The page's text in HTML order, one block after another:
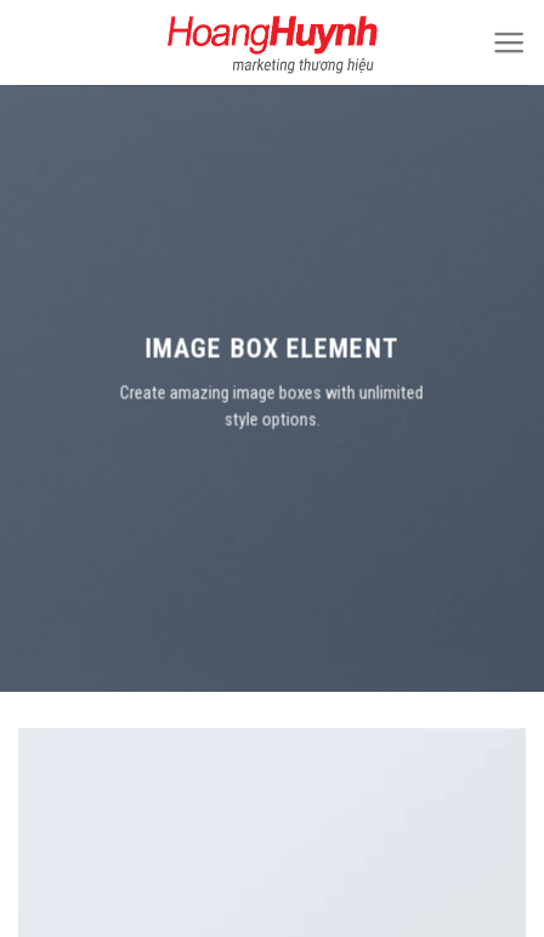
content
IMAGE BOX ELEMENT
Create amazing image boxes with unlimited
style options.